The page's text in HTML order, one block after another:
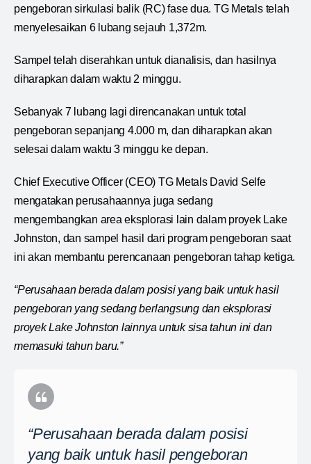
pengeboran sirkulasi balik (RC) fase dua. TG Metals telah
menyelesaikan 6 lubang sejauh 1,372m.
Sampel telah diserahkan untuk dianalisis, dan hasilnya
diharapkan dalam waktu 2 minggu.
Sebanyak 7 lubang lagi direncanakan untuk total
pengeboran sepanjang 4.000 m, dan diharapkan akan
selesai dalam waktu 3 minggu ke depan.
Chief Executive Officer (CEO) TG Metals David Selfe
mengatakan perusahaannya juga sedang
mengembangkan area eksplorasi lain dalam proyek Lake
Johnston, dan sampel hasil dari program pengeboran saat
ini akan membantu perencanaan pengeboran tahap ketiga.
“Perusahaan berada dalam posisi yang baik untuk hasil
pengeboran yang sedang berlangsung dan eksplorasi
proyek Lake Johnston lainnya untuk sisa tahun ini dan
memasuki tahun baru.”
“Perusahaan berada dalam posisi
yang baik untuk hasil pengeboran